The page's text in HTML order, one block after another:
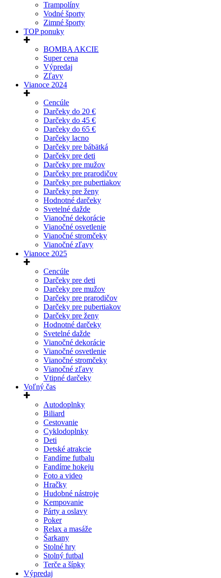
Trampolíny
Vodné športy
Zimné športy
TOP ponuky
BOMBA AKCIE
Super cena
Výpredaj
Zľavy
Vianoce 2024
Cencúle
Darčeky do 20 €
Darčeky do 45 €
Darčeky do 65 €
Darčeky lacno
Darčeky pre bábätká
Darčeky pre deti
Darčeky pre mužov
Darčeky pre prarodičov
Darčeky pre pubertiakov
Darčeky pre ženy
Hodnotné darčeky
Svetelné dažde
Vianočné dekorácie
Vianočné osvetlenie
Vianočné stromčeky
Vianočné zľavy
Vianoce 2025
Cencúle
Darčeky pre deti
Darčeky pre mužov
Darčeky pre prarodičov
Darčeky pre pubertiakov
Darčeky pre ženy
Hodnotné darčeky
Svetelné dažde
Vianočné dekorácie
Vianočné osvetlenie
Vianočné stromčeky
Vianočné zľavy
Vtipné darčeky
Voľný čas
Autodoplnky
Biliard
Cestovanie
Cyklodoplnky
Deti
Detské atrakcie
Fandíme futbalu
Fandíme hokeju
Foto a video
Hračky
Hudobné nástroje
Kempovanie
Párty a oslavy
Poker
Relax a masáže
Šarkany
Stolné hry
Stolný futbal
Terče a šípky
Výpredaj